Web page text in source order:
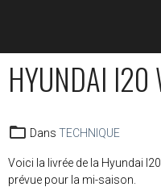
HYUNDAI I20
Dans TECHNIQUE
Voici la livrée de la Hyundai
prévue pour la mi-saison.